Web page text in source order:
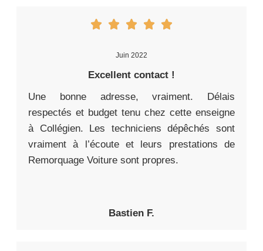
Juin 2022
Excellent contact !
Une bonne adresse, vraiment. Délais
respectés et budget tenu chez cette enseigne
à Collégien. Les techniciens dépêchés sont
vraiment à l’écoute et leurs prestations de
Remorquage Voiture sont propres.
Bastien F.